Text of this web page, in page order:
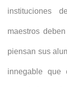
instituciones
maestros
piensan sus
innegable